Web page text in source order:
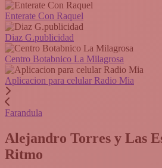
Enterate Con Raquel
Diaz G.publicidad
Centro Botabnico La Milagrosa
Aplicacion para celular Radio Mia
Farandula
Alejandro Torres y Las
Ritmo